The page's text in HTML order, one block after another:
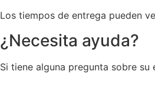
Los tiempos de entrega pueden
¿Necesita ayuda?
Si tiene alguna pregunta sobre